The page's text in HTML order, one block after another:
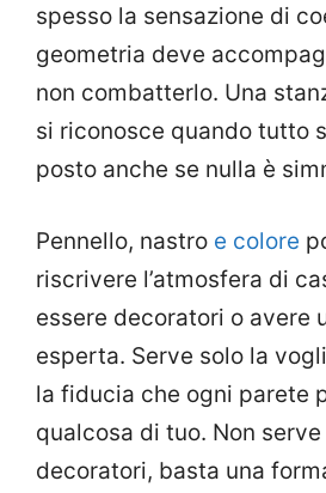
spesso la sensazione di
geometria deve
non combatterlo. Una
si riconosce quando tutto
posto anche se nulla è
Pennello, nastro e colore
riscrivere l’atmosfera di
essere decoratori o avere
esperta. Serve solo la
la fiducia che ogni parete
qualcosa di tuo. Non serve
decoratori, basta una